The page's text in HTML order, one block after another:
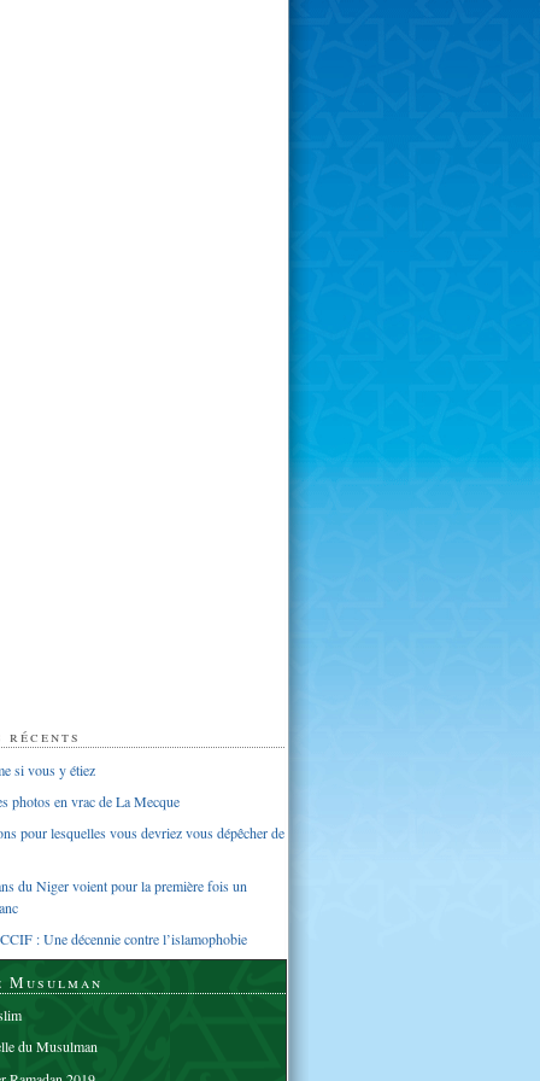
si vous y étiez
photos en vrac de La Mecque
pour lesquelles vous devriez vous dépêcher de
du Niger voient pour la première fois un
: Une décennie contre l’islamophobie
Musulman
du Musulman